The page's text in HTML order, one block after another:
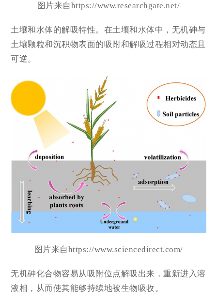
图片来自https://www.researchgate.net/
土壤和水体的解吸特性。在土壤和水体中，无机砷与
土壤颗粒和沉积物表面的吸附和解吸过程相对动态且
可逆。
图片来自https://www.sciencedirect.com/
无机砷化合物容易从吸附位点解吸出来，重新进入溶
液相，从而使其能够持续地被生物吸收。